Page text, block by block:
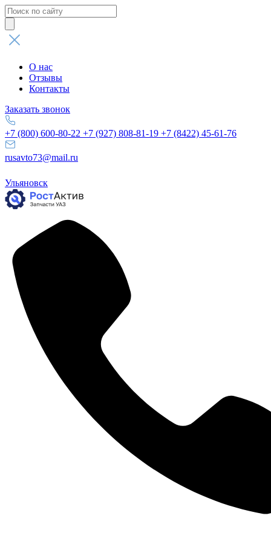
Поиск
товаров
О нас
Отзывы
Контакты
Заказать звонок
+7 (800) 600-80-22 +7 (927) 808-81-19 +7 (8422) 45-61-76
rusavto73@mail.ru
Ульяновск